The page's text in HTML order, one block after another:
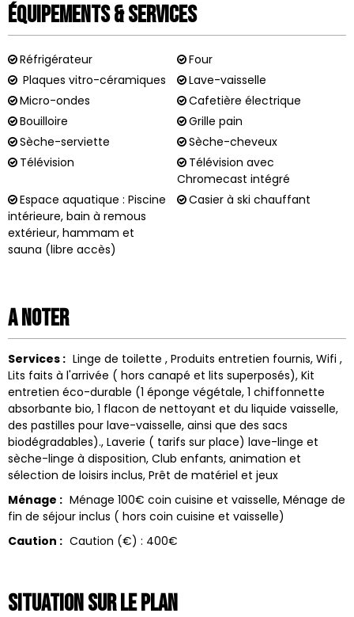
Équipements & Services
Réfrigérateur
Four
Plaques vitro-céramiques
Lave-vaisselle
Micro-ondes
Cafetière électrique
Bouilloire
Grille pain
Sèche-serviette
Sèche-cheveux
Télévision
Télévision avec
Chromecast intégré
Espace aquatique : Piscine
intérieure, bain à remous
extérieur, hammam et
sauna (libre accès)
Casier à ski chauffant
A noter
Services : Linge de toilette Produits entretien fournis Wifi
Lits faits à l'arrivée ( hors canapé et lits superposés) Kit
entretien éco-durable (1 éponge végétale, 1 chiffonnette
absorbante bio, 1 flacon de nettoyant et du liquide vaisselle,
des pastilles pour lave-vaisselle, ainsi que des sacs
biodégradables). Laverie ( tarifs sur place) lave-linge et
sèche-linge à disposition Club enfants, animation et
sélection de loisirs inclus Prêt de matériel et jeux
Ménage : Ménage 100€ coin cuisine et vaisselle Ménage de
fin de séjour inclus ( hors coin cuisine et vaisselle)
Caution : Caution (€) : 400€
Situation sur le Plan